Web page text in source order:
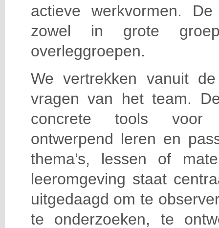
actieve werkvormen.
zowel in grote
overleggroepen.
We vertrekken vanuit
vragen van het team.
concrete tools voor
ontwerpend leren en
thema’s, lessen of
leeromgeving staat
uitgedaagd om te
te onderzoeken, te